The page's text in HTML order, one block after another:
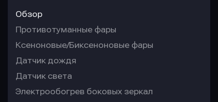
Обзор
Противотуманные фары
Ксеноновые/Биксеноновые фары
Датчик дождя
Датчик света
Электрообогрев боковых зеркал